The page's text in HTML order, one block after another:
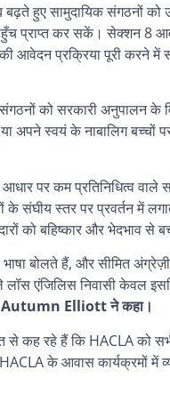
हुए सामुदायिक संगठनों
प्राप्त कर सकें। सेक्शन 8
आवेदन प्रक्रिया पूरी करने में
को सरकारी अनुपालन के
अपने स्वयं के नाबालिग बच्चों
पर कम प्रतिनिधित्व
के संघीय स्तर पर प्रवर्तन में
को बहिष्कार और भेदभाव
बोलते हैं, और सीमित
एंजिलिस निवासी केवल
Autumn Elliott ने कहा।
से कह रहे हैं कि HACLA को
के आवास कार्यक्रमों में